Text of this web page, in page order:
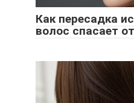
Как пересадка
волос спасает